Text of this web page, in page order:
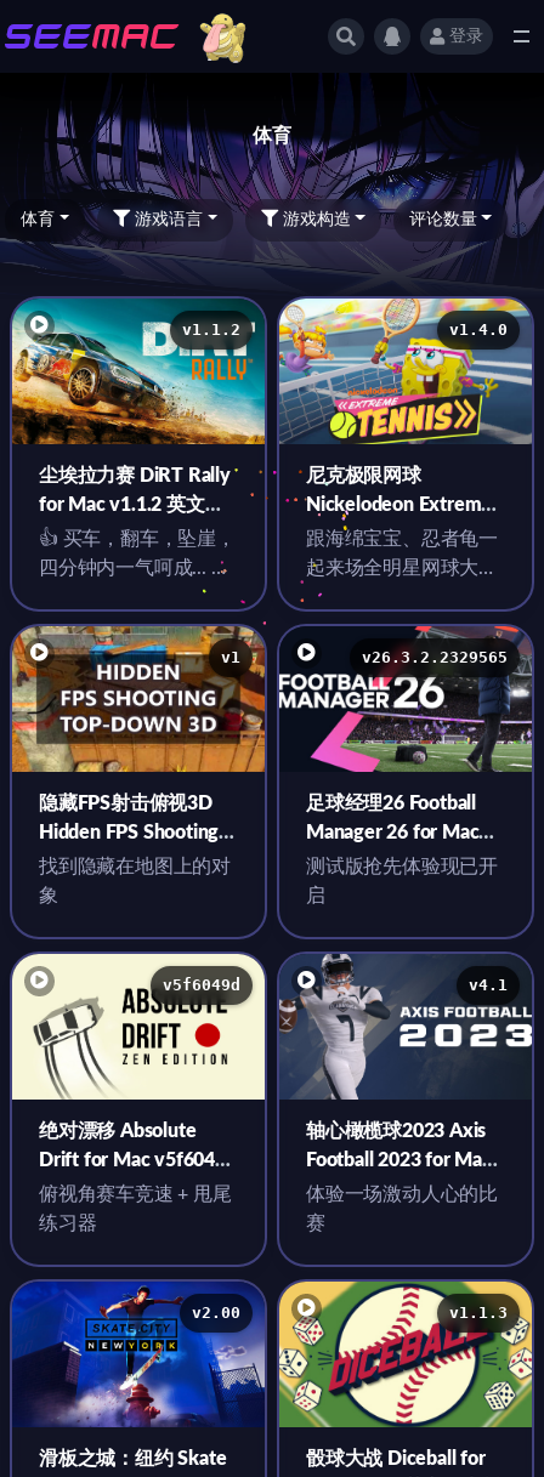
登录
体育
体育 游戏语言 游戏构造 评论数量
v1.1.2
尘埃拉力赛 DiRT Rally
for Mac v1.1.2 英文原
生版
👍 买车，翻车，坠崖，
四分钟内一气呵成... 超
一流的硬核竞速游戏
v1.4.0
尼克极限网球
Nickelodeon Extreme
Tennis for Mac v1.4.0
中文原生版
跟海绵宝宝、忍者龟一
起来场全明星网球大乱
斗
v1
隐藏FPS射击俯视3D
Hidden FPS Shooting
Top-Down 3D for Mac
v1 中文原生版
找到隐藏在地图上的对
象
v26.3.2.2329565
足球经理26 Football
Manager 26 for Mac
v26.3.2.2329565 中文
原生版
测试版抢先体验现已开
启
v5f6049d
绝对漂移 Absolute
Drift for Mac v5f6049d
英文原生版
俯视角赛车竞速 + 甩尾
练习器
v4.1
轴心橄榄球2023 Axis
Football 2023 for Mac
v4.1 英文原生版
体验一场激动人心的比
赛
v2.00
滑板之城：纽约 Skate
v1.1.3
骰球大战 Diceball for